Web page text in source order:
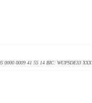
0000 0009 41 55 14 BIC: WUPSDE33 XXX